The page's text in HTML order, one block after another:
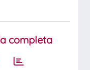
completa